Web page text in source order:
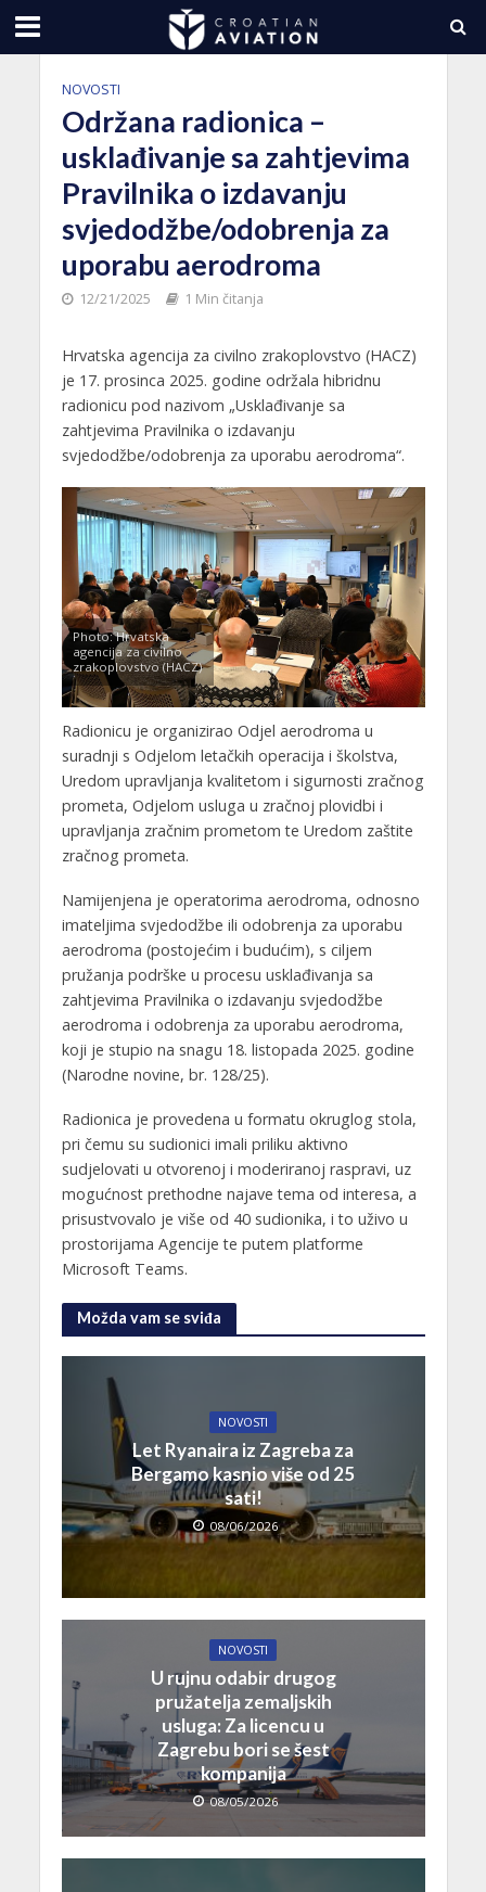
NOVOSTI
Održana radionica –
usklađivanje sa zahtjevima
Pravilnika o izdavanju
svjedodžbe/odobrenja za
uporabu aerodroma
12/21/2025 1 Min čitanja
Hrvatska agencija za civilno zrakoplovstvo (HACZ)
je 17. prosinca 2025. godine održala hibridnu
radionicu pod nazivom „Usklađivanje sa
zahtjevima Pravilnika o izdavanju
svjedodžbe/odobrenja za uporabu aerodroma“.
Photo: Hrvatska
agencija za civilno
zrakoplovstvo (HACZ)
Radionicu je organizirao Odjel aerodroma u
suradnji s Odjelom letačkih operacija i školstva,
Uredom upravljanja kvalitetom i sigurnosti zračnog
prometa, Odjelom usluga u zračnoj plovidbi i
upravljanja zračnim prometom te Uredom zaštite
zračnog prometa.
Namijenjena je operatorima aerodroma, odnosno
imateljima svjedodžbe ili odobrenja za uporabu
aerodroma (postojećim i budućim), s ciljem
pružanja podrške u procesu usklađivanja sa
zahtjevima Pravilnika o izdavanju svjedodžbe
aerodroma i odobrenja za uporabu aerodroma,
koji je stupio na snagu 18. listopada 2025. godine
(Narodne novine, br. 128/25).
Radionica je provedena u formatu okruglog stola,
pri čemu su sudionici imali priliku aktivno
sudjelovati u otvorenoj i moderiranoj raspravi, uz
mogućnost prethodne najave tema od interesa, a
prisustvovalo je više od 40 sudionika, i to uživo u
prostorijama Agencije te putem platforme
Microsoft Teams.
Možda vam se sviđa
NOVOSTI
Let Ryanaira iz Zagreba za
Bergamo kasnio više od 25
sati!
08/06/2026
NOVOSTI
U rujnu odabir drugog
pružatelja zemaljskih
usluga: Za licencu u
Zagrebu bori se šest
kompanija
08/05/2026